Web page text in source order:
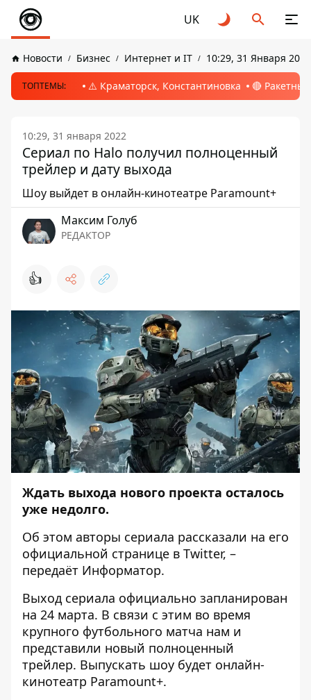
UK
Новости Бизнес Интернет и IT 10:29, 31 Января 2022
ТОПТЕМЫ: ⚠️ Краматорск, Константиновка 🔴
10:29, 31 января 2022
Сериал по Halo получил полноценный
трейлер и дату выхода
Шоу выйдет в онлайн-кинотеатре Paramount+
Максим Голуб
РЕДАКТОР
👍
Ждать выхода нового проекта осталось
уже недолго.
Об этом авторы сериала рассказали на его
официальной странице в Twitter, –
передаёт Информатор.
Выход сериала официально запланирован
на 24 марта. В связи с этим во время
крупного футбольного матча нам и
представили новый полноценный
трейлер. Выпускать шоу будет онлайн-
кинотеатр Paramount+.